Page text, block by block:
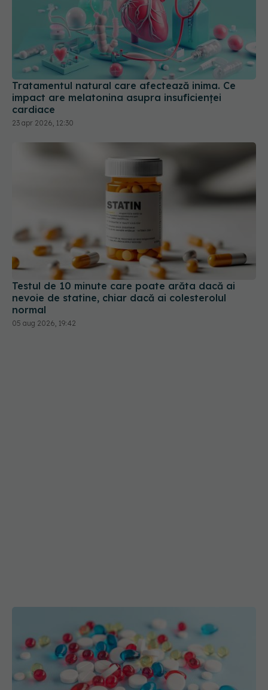
Tratamentul natural care afectează inima. Ce
impact are melatonina asupra insuficienței
cardiace
23 apr 2026, 12:30
Testul de 10 minute care poate arăta dacă ai
nevoie de statine, chiar dacă ai colesterolul
normal
05 aug 2026, 19:42